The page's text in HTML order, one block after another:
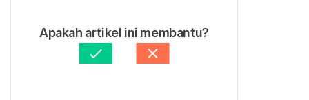
Apakah artikel ini membantu?